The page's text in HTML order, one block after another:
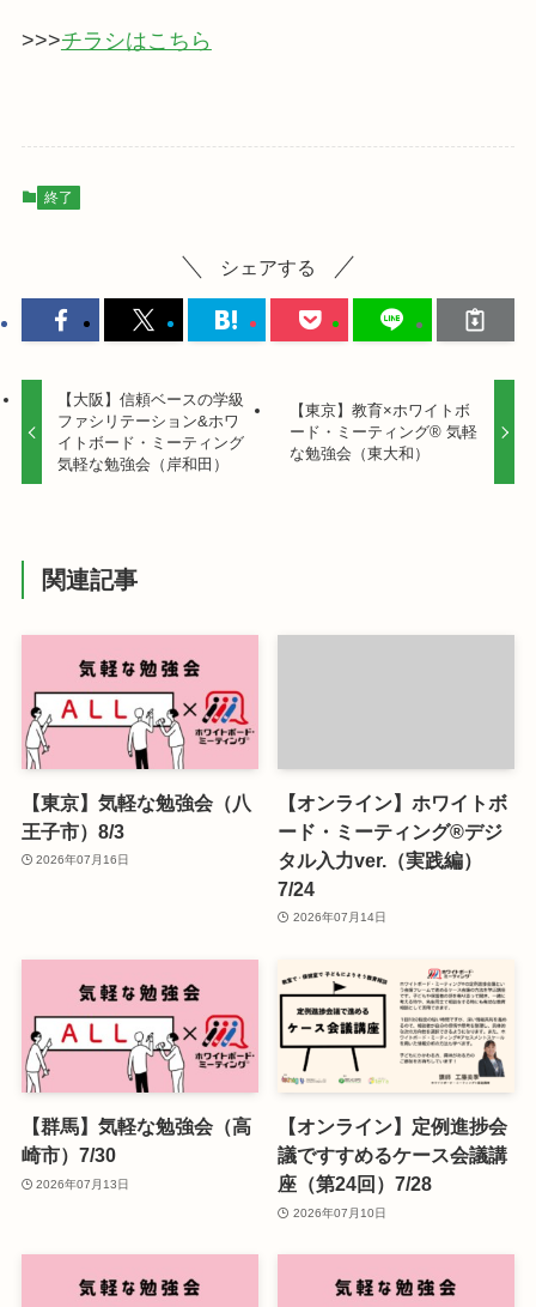
>>>チラシはこちら
終了
シェアする
【大阪】信頼ベースの学級
ファシリテーション&ホワ
イトボード・ミーティング
気軽な勉強会（岸和田）
【東京】教育×ホワイトボ
ード・ミーティング® 気軽
な勉強会（東大和）
関連記事
【東京】気軽な勉強会（八
王子市）8/3
2026年07月16日
【オンライン】ホワイトボ
ード・ミーティング®デジ
タル入力ver.（実践編）
7/24
2026年07月14日
【群馬】気軽な勉強会（高
崎市）7/30
2026年07月13日
【オンライン】定例進捗会
議ですすめるケース会議講
座（第24回）7/28
2026年07月10日